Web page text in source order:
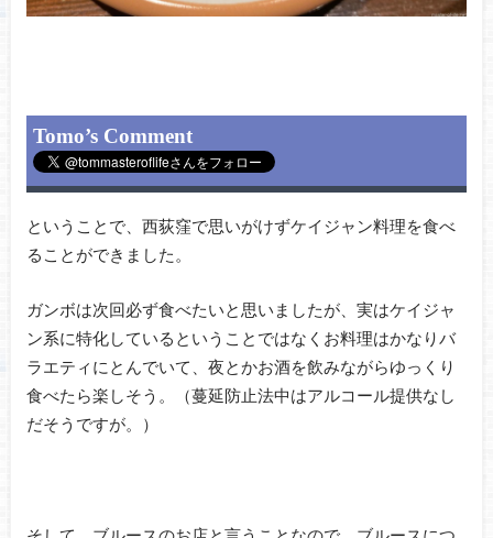
Tomo’s Comment
ということで、西荻窪で思いがけずケイジャン料理を食べ
ることができました。
ガンボは次回必ず食べたいと思いましたが、実はケイジャ
ン系に特化しているということではなくお料理はかなりバ
ラエティにとんでいて、夜とかお酒を飲みながらゆっくり
食べたら楽しそう。（蔓延防止法中はアルコール提供なし
だそうですが。）